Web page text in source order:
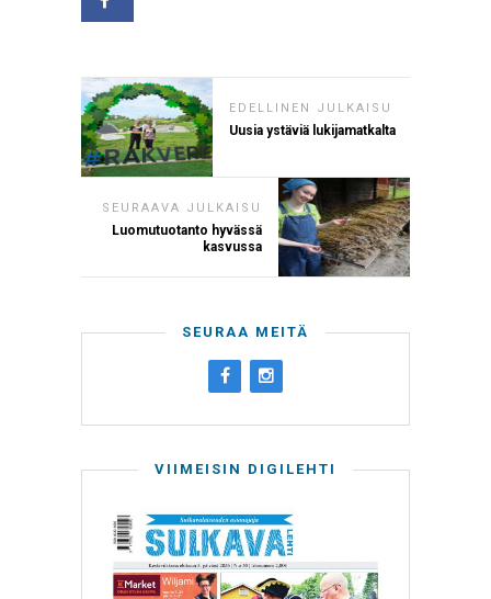
EDELLINEN JULKAISU
Uusia ystäviä lukijamatkalta
SEURAAVA JULKAISU
Luomutuotanto hyvässä
kasvussa
SEURAA MEITÄ
VIIMEISIN DIGILEHTI